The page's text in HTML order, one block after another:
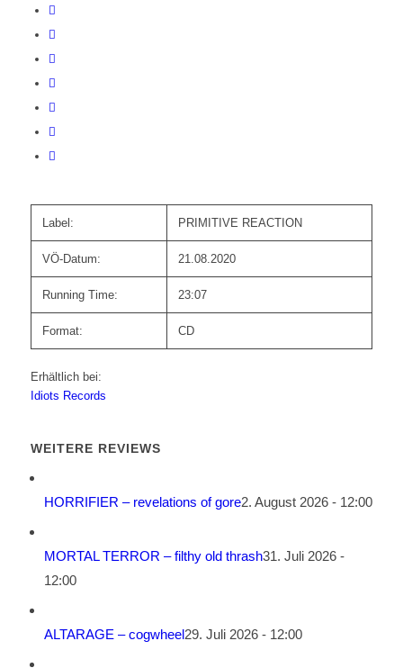
Label: PRIMITIVE REACTION
VÖ-Datum: 21.08.2020
Running Time: 23:07
Format: CD
Erhältlich bei:
Idiots Records
WEITERE REVIEWS
HORRIFIER – revelations of gore2. August 2026 - 12:00
MORTAL TERROR – filthy old thrash31. Juli 2026 -
12:00
ALTARAGE – cogwheel29. Juli 2026 - 12:00